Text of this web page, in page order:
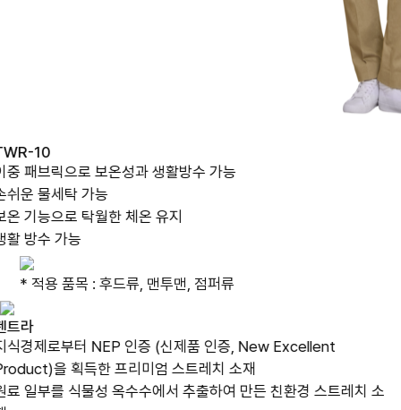
TWR-10
이중 패브릭으로 보온성과 생활방수 가능
손쉬운 물세탁 가능
보온 기능으로 탁월한 체온 유지
생활 방수 가능
* 적용 품목 : 후드류, 맨투맨, 점퍼류
젠트라
지식경제로부터 NEP 인증 (신제품 인증, New Excellent
Product)을 획득한 프리미엄 스트레치 소재
원료 일부를 식물성 옥수수에서 추출하여 만든 친환경 스트레치 소